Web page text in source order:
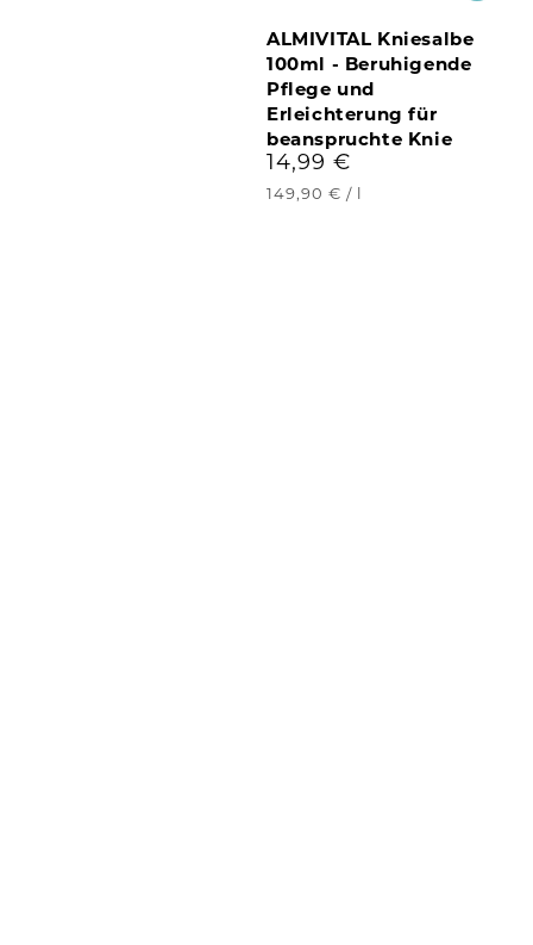
ALMIVITAL Kniesalbe
100ml - Beruhigende
Pflege und
Erleichterung für
beanspruchte Knie
Regulärer
Preis
14,99 €
Stückpreis
149,90 € / pro
l